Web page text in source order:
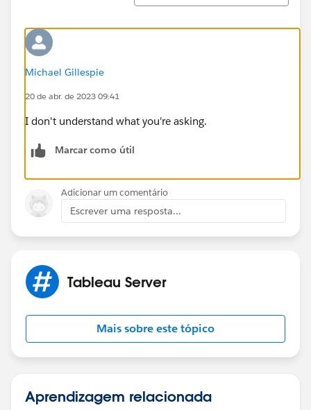
Michael Gillespie
20 de abr. de 2023 09:41
I don't understand what you're asking.
Marcar como útil
Adicionar um comentário
Escrever uma resposta...
Tableau Server
Mais sobre este tópico
Aprendizagem relacionada